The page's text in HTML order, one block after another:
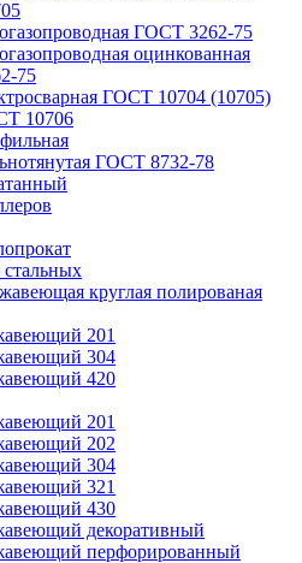
ГОСТ 3262-75
оцинкованная
75
ГОСТ 10704 (10705)
10706
ГОСТ 8732-78
круглая полированая
201
304
420
201
202
304
321
430
декоративный
перфорированный